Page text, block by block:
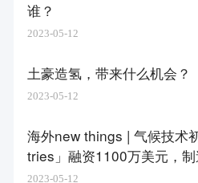
谁？
2023-05-12
土豪造氢，带来什么机会？
2023-05-12
海外new things | 气候技术
tries」融资1100万美元，
氢化合物以缓解气候变化
2023-05-12